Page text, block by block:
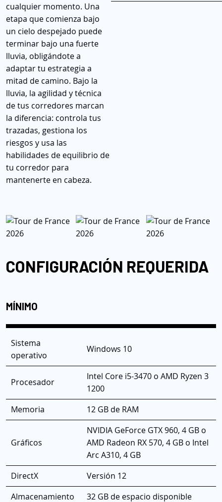
cualquier momento. Una
etapa que comienza bajo
un cielo despejado puede
terminar bajo una fuerte
lluvia, obligándote a
adaptar tu estrategia a
mitad de camino. Bajo la
lluvia, la agilidad y técnica
de tus corredores marcan
la diferencia: controla tus
trazadas, gestiona los
riesgos y usa las
habilidades de equilibrio de
tu corredor para
mantenerte en cabeza.
CONFIGURACIÓN REQUERIDA
MÍNIMO
Sistema
operativo
Windows 10
Procesador
Intel Core i5-3470 o AMD Ryzen 3
1200
Memoria
12 GB de RAM
Gráficos
NVIDIA GeForce GTX 960, 4 GB o
AMD Radeon RX 570, 4 GB o Intel
Arc A310, 4 GB
DirectX
Versión 12
Almacenamiento
32 GB de espacio disponible